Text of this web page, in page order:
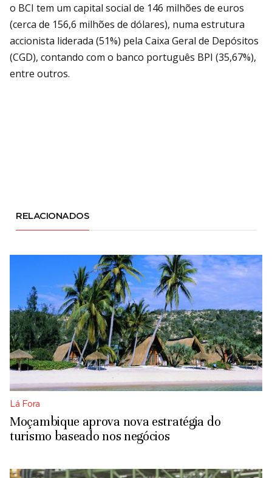
o BCI tem um capital social de 146 milhões de euros
(cerca de 156,6 milhões de dólares), numa estrutura
accionista liderada (51%) pela Caixa Geral de Depósitos
(CGD), contando com o banco português BPI (35,67%),
entre outros.
RELACIONADOS
Lá Fora
Moçambique aprova nova estratégia do
turismo baseado nos negócios